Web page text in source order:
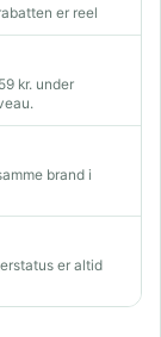
er reel
kr. under
brand i
er altid